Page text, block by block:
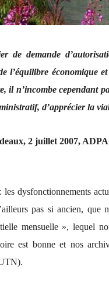
de demande
l’équilibre économique
il n’incombe cependant
d’apprécier la
2 juillet 2007,
les dysfonctionnements
pas si ancien, que
mensuelle », lequel
est bonne et nos